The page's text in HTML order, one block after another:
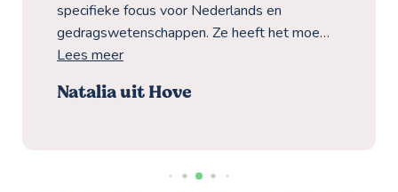
specifieke focus voor Nederlands en
gedragswetenschappen. Ze heeft het moe…
Lees meer
Natalia uit Hove